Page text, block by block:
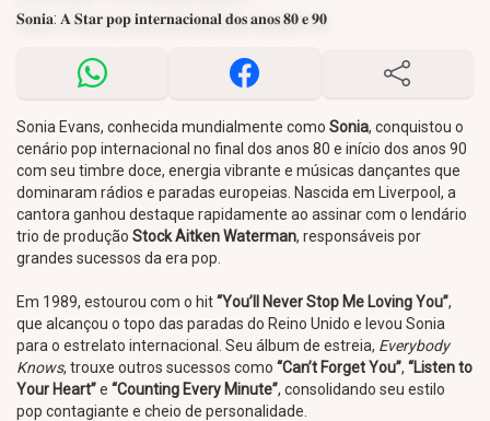
𝐒𝐨𝐧𝐢𝐚: 𝐀 𝐒𝐭𝐚𝐫 𝐩𝐨𝐩 𝐢𝐧𝐭𝐞𝐫𝐧𝐚𝐜𝐢𝐨𝐧𝐚𝐥 𝐝𝐨𝐬 𝐚𝐧𝐨𝐬 𝟖𝟎 𝐞 𝟗𝟎
Sonia Evans, conhecida mundialmente como Sonia, conquistou o
cenário pop internacional no final dos anos 80 e início dos anos 90
com seu timbre doce, energia vibrante e músicas dançantes que
dominaram rádios e paradas europeias. Nascida em Liverpool, a
cantora ganhou destaque rapidamente ao assinar com o lendário
trio de produção Stock Aitken Waterman, responsáveis por
grandes sucessos da era pop.
Em 1989, estourou com o hit“You’ll Never Stop Me Loving You”,
que alcançou o topo das paradas do Reino Unido e levou Sonia
para o estrelato internacional. Seu álbum de estreia, Everybody
Knows, trouxe outros sucessos como “Can’t Forget You”, “Listen to
Your Heart”e “Counting Every Minute”, consolidando seu estilo
pop contagiante e cheio de personalidade.